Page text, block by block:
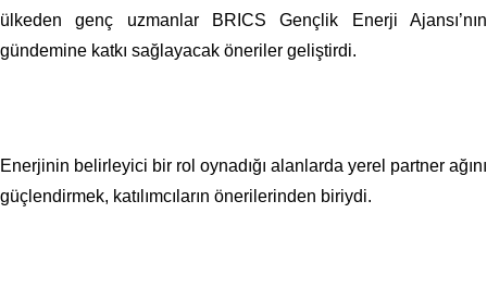
ülkeden genç uzmanlar BRICS Gençlik Enerji Ajansı’nın
gündemine katkı sağlayacak öneriler geliştirdi.
Enerjinin belirleyici bir rol oynadığı alanlarda yerel partner ağını
güçlendirmek, katılımcıların önerilerinden biriydi.